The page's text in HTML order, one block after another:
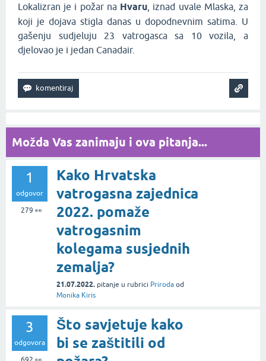
Lokalizran je i požar na Hvaru , iznad uvale Mlaska, za
koji je dojava stigla danas u dopodnevnim satima. U
gašenju sudjeluju 23 vatrogasca sa 10 vozila, a
djelovao je i jedan Canadair.
Možda Vas zanimaju i ova pitanja...
1
odgovor
279 👀
Kako Hrvatska
vatrogasna zajednica
2022. pomaže
vatrogasnim
kolegama susjednih
zemalja?
21.07.2022. pitanje u rubrici Priroda od
Monika Kiris
3
odgovora
Što savjetuje kako
bi se zaštitili od